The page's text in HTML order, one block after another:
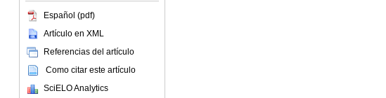
Español (pdf)
Artículo en XML
Referencias del artículo
Como citar este artículo
SciELO Analytics